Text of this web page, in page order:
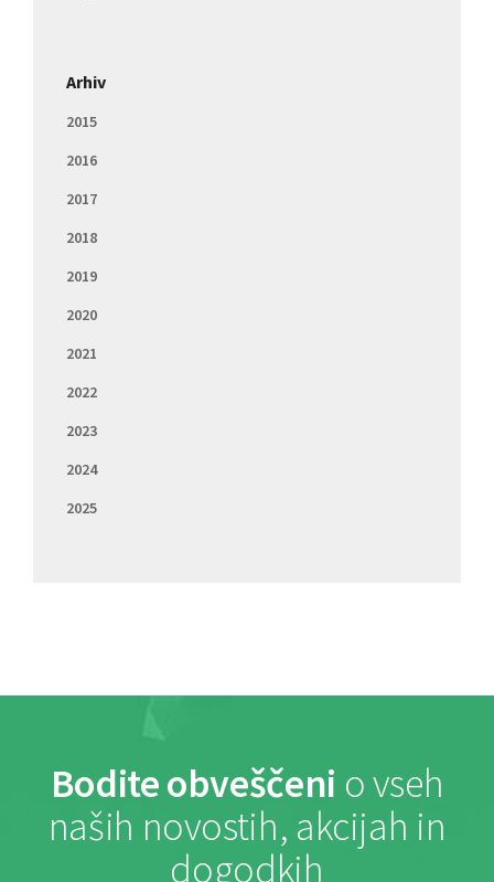
Arhiv
2015
2016
2017
2018
2019
2020
2021
2022
2023
2024
2025
Bodite obveščeni o vseh
naših novostih, akcijah in
dogodkih